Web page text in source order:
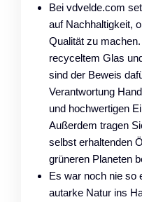
Bei vdvelde.com
auf Nachhaltigkeit,
Qualität zu
recyceltem Glas
sind der Beweis
Verantwortung
und hochwertigen
Außerdem tragen
selbst erhaltenden
grüneren Planeten
Es war noch nie so
autarke Natur ins